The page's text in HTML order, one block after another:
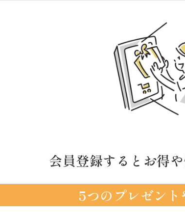
会員登録するとお得
5つのプレゼント